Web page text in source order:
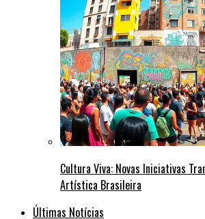
Cultura Viva: Novas Iniciativas
Artística Brasileira
Últimas Notícias